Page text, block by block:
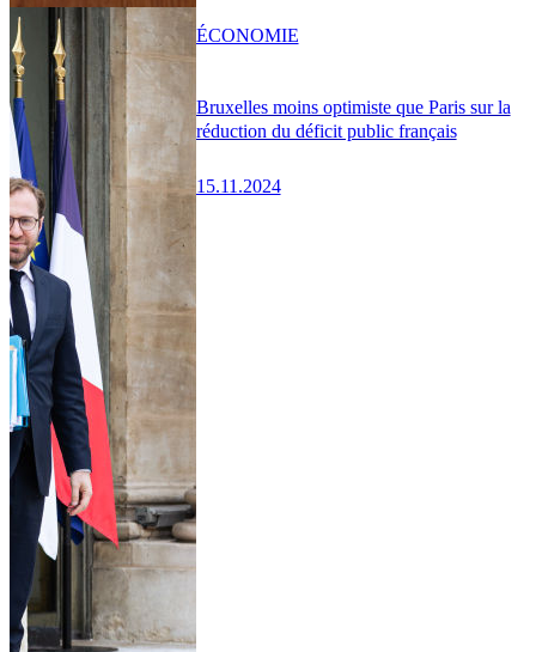
Bruxelles moins optimiste que Paris sur la
réduction du déficit public français
15.11.2024
ÉCONOMIE